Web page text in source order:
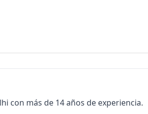
con más de 14 años de experiencia.